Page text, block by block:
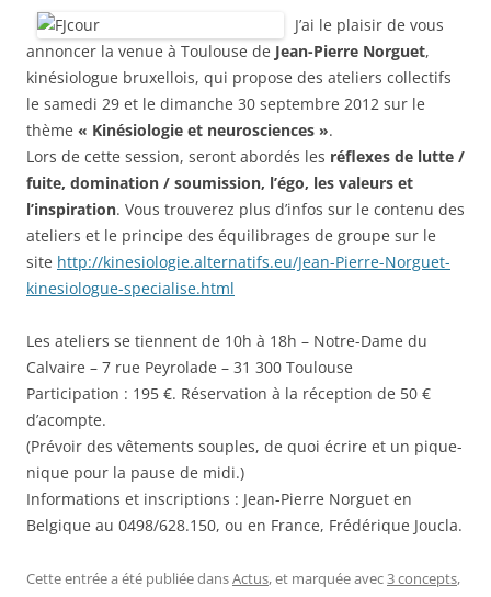
J’ai le plaisir de vous
annoncer la venue à Toulouse de Jean-Pierre Norguet,
kinésiologue bruxellois, qui propose des ateliers collectifs
le samedi 29 et le dimanche 30 septembre 2012 sur le
thème « Kinésiologie et neurosciences ».
Lors de cette session, seront abordés les réflexes de lutte /
fuite, domination / soumission, l’égo, les valeurs et
l’inspiration. Vous trouverez plus d’infos sur le contenu des
ateliers et le principe des équilibrages de groupe sur le
site http://kinesiologie.alternatifs.eu/Jean-Pierre-Norguet-
kinesiologue-specialise.html
Les ateliers se tiennent de 10h à 18h – Notre-Dame du
Calvaire – 7 rue Peyrolade – 31 300 Toulouse
Participation : 195 €. Réservation à la réception de 50 €
d’acompte.
(Prévoir des vêtements souples, de quoi écrire et un pique-
nique pour la pause de midi.)
Informations et inscriptions : Jean-Pierre Norguet en
Belgique au 0498/628.150, ou en France, Frédérique Joucla.
Cette entrée a été publiée dansActus, et marquée avec3 concepts,